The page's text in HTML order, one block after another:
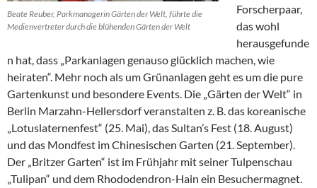
Beate Reuber, Parkmanagerin Gärten der Welt, führte die
Medienvertreter durch die blühenden Gärten der Welt
Forscherpaar,
das wohl
herausgefunde
n hat, dass „Parkanlagen genauso glücklich machen, wie
heiraten“. Mehr noch als um Grünanlagen geht es um die pure
Gartenkunst und besondere Events. Die „Gärten der Welt“ in
Berlin Marzahn-Hellersdorf veranstalten z. B. das koreanische
„Lotuslaternenfest“ (25. Mai), das Sultan’s Fest (18. August)
und das Mondfest im Chinesischen Garten (21. September).
Der „Britzer Garten“ ist im Frühjahr mit seiner Tulpenschau
„Tulipan“ und dem Rhododendron-Hain ein Besuchermagnet.